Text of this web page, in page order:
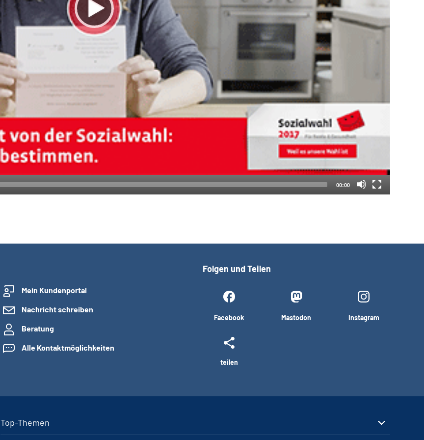
00:00
Mein Kundenportal
Nachricht schreiben
Beratung
Alle Kontaktmöglichkeiten
Folgen und Teilen
Facebook Mastodon Instagram
teilen
Top-Themen